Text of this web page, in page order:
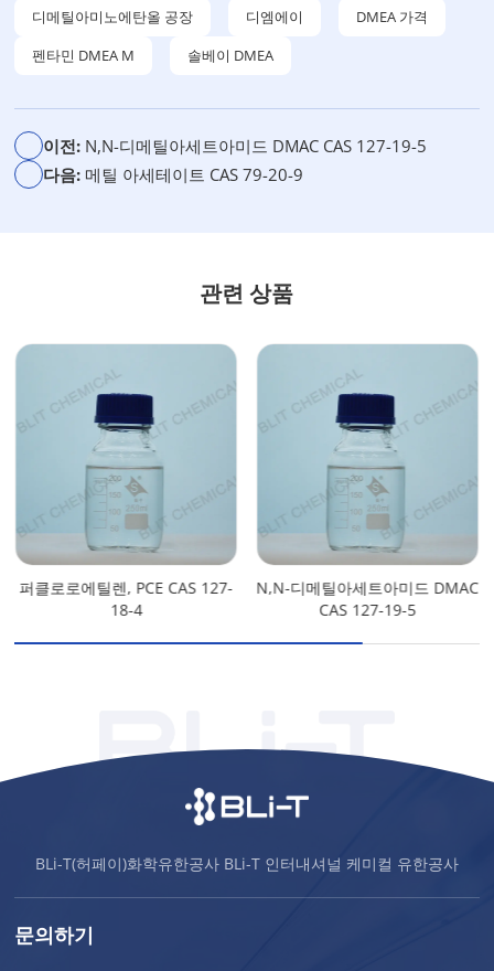
디메틸아미노에탄올 공장
디엠에이
DMEA 가격
펜타민 DMEA M
솔베이 DMEA
이전: N,N-디메틸아세트아미드 DMAC CAS 127-19-5
다음: 메틸 아세테이트 CAS 79-20-9
관련 상품
퍼클로로에틸렌, PCE CAS 127-
18-4
N,N-디메틸아세트아미드 DMAC
CAS 127-19-5
BLi-T(허페이)화학유한공사 BLi-T 인터내셔널 케미컬 유한공사
문의하기